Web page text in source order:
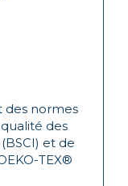
des normes
des
et de
TEX®